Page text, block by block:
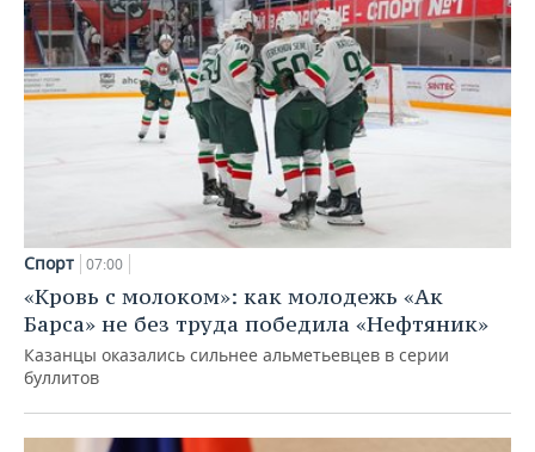
Спорт 07:00
«Кровь с молоком»: как молодежь «Ак
Барса» не без труда победила «Нефтяник»
Казанцы оказались сильнее альметьевцев в серии
буллитов